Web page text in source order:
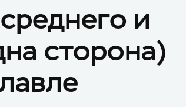
и
сторона)